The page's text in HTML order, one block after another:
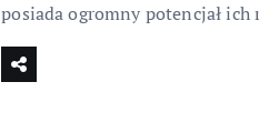
posiada ogromny potencjał